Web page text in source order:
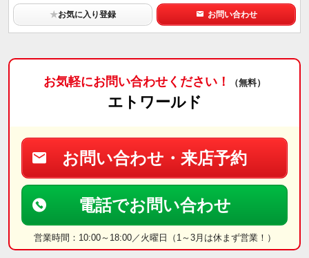
★お気に入り登録 お問い合わせ
お気軽にお問い合わせください！ （無料）
エトワールド
お問い合わせ・来店予約
電話でお問い合わせ
営業時間：10:00～18:00／火曜日（1～3月は休まず営業！）